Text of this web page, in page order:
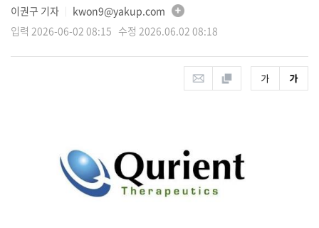
이권구 기자
kwon9@yakup.com
입력 2026-06-02 08:15 수정 2026.06.02 08:18